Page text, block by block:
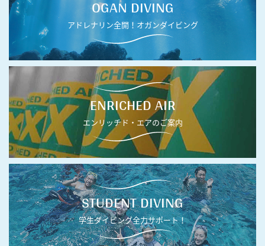
OGAN DIVING
アドレナリン全開！オガンダイビング
ENRICHED AIR
エンリッチド・エアのご案内
STUDENT DIVING
学生ダイビング全力サポート！